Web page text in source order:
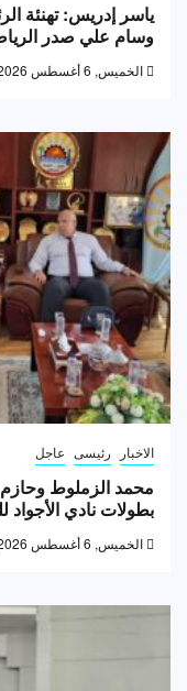
ياسر إدريس: تهنئة
وسام علي صدر
الخميس, 6 أغسطس 2026, 6:36 م
الاخبار رئيسى عاجل
محمد الزملوط
بطولات نادي
الخميس, 6 أغسطس 2026, 6:14 م